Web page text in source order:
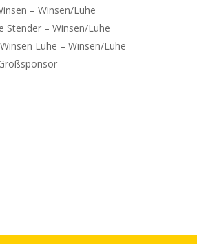
– Winsen/Luhe
Stender – Winsen/Luhe
Luhe – Winsen/Luhe